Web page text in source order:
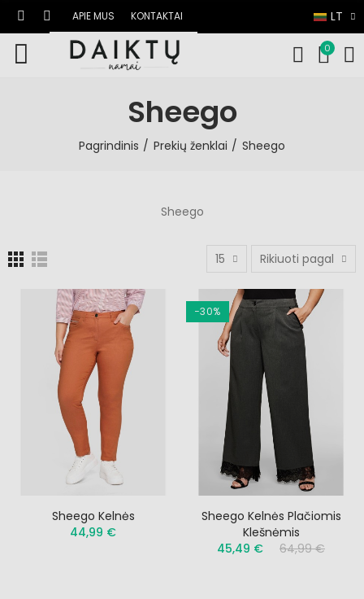
LT
APIE MUS KONTAKTAI
0
Sheego
Pagrindinis Prekių ženklai Sheego
Sheego
15 Rikiuoti pagal
Sheego Kelnės
44,99 €
−30%
Sheego Kelnės Plačiomis
Klešnėmis
45,49 €
64,99 €